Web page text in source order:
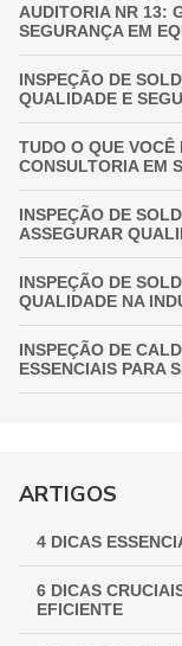
AUDITORIA NR 13:
SEGURANÇA EM
INSPEÇÃO DE
QUALIDADE E
TUDO O QUE VOCÊ
CONSULTORIA EM
INSPEÇÃO DE
ASSEGURAR
INSPEÇÃO DE
QUALIDADE NA
INSPEÇÃO DE
ESSENCIAIS PARA
GUIA COMPLETO
GARANTINDO
INSPEÇÃO NR 13:
CONFORMIDADE
ARTIGOS
4 DICAS
6 DICAS
EFICIENTE